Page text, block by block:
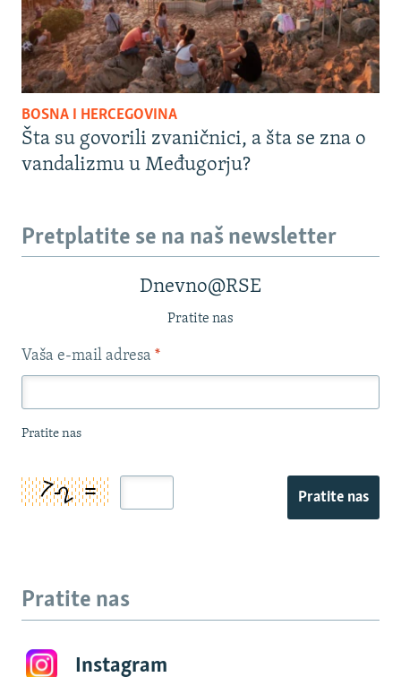
BOSNA I HERCEGOVINA
Šta su govorili zvaničnici, a šta se zna o
vandalizmu u Međugorju?
Pretplatite se na naš newsletter
Dnevno@RSE
Pratite nas
Vaša e-mail adresa *
Pratite nas
Pratite nas
Pratite nas
Instagram